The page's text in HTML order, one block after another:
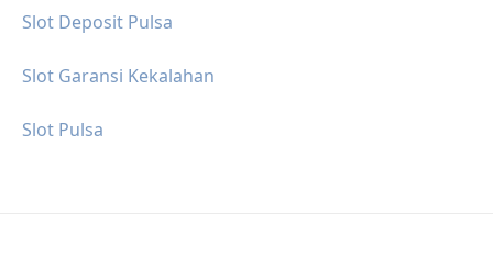
Slot Deposit Pulsa
Slot Garansi Kekalahan
Slot Pulsa